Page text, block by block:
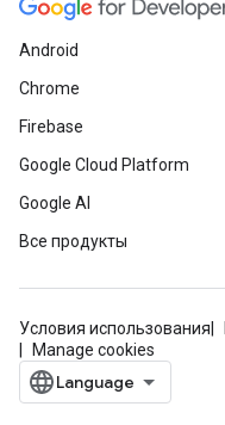
Android
Chrome
Firebase
Google Cloud Platform
Google AI
Все продукты
Условия использования
Manage cookies